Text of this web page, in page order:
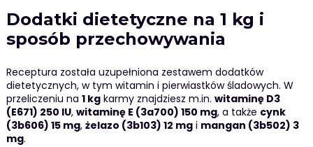
Dodatki dietetyczne na 1 kg i
sposób przechowywania
Receptura została uzupełniona zestawem dodatków
dietetycznych, w tym witamin i pierwiastków śladowych. W
przeliczeniu na 1 kgkarmy znajdziesz m.in. witaminę D3
(E671) 250 IU, witaminę E (3a700) 150 mg, a także cynk
(3b606) 15 mg, żelazo (3b103) 12 mgi mangan (3b502) 3
mg.